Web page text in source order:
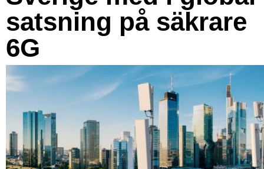
satsning på säkrare
6G